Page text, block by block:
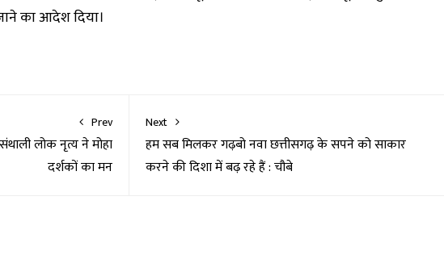
का आदेश दिया।
Prev
लोक नृत्य ने मोहा
दर्शकों का मन
Next
हम सब मिलकर गढ़बो नवा छत्तीसगढ़ के सपने को साकार
करने की दिशा में बढ़ रहे हैं : चौबे